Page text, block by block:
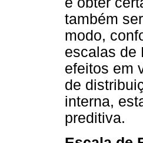
também
modo,
escalas de
efeitos em
de
interna,
preditiva.